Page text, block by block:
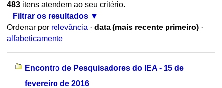
483itens atendem ao seu critério.
Filtrar os resultados
Ordenar por relevância · data (mais recente primeiro) ·
alfabeticamente
Encontro de Pesquisadores do IEA - 15 de
fevereiro de 2016